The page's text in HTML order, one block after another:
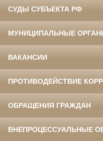
СУДЫ СУБЪЕКТА РФ
МУНИЦИПАЛЬНЫЕ
ВАКАНСИИ
ПРОТИВОДЕЙСТВИЕ
ОБРАЩЕНИЯ ГРАЖДАН
ВНЕПРОЦЕССУАЛЬНЫЕ